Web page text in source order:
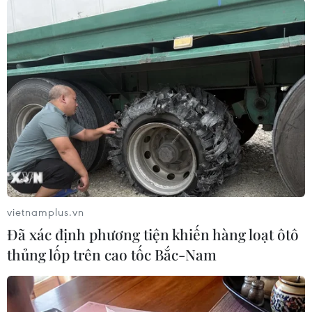
5% hàng năm. Ông Bostic cho biết các cuộc đàm
phán gần đây với các lãnh đạo doanh nghiệp
khiến ông vừa cảm thấy tin tưởng rằng nền
kinh tế vẫn mạnh mẽ, đồng thời lại lo ngại về
một làn sóng nhu cầu mới.
Theo ông, nhiều doanh nghiệp tuy đang tạm
dừng nhưng sẵn sàng triển khai đầu tư và tăng
cường tuyển dụng khi đến thời điểm thích hợp.
Nếu kịch bản đó diễn ra trên quy mô lớn, nó có
và Fed cần chú trọng theo dõi rủi ro tăng giá
này cho những tháng tới.
hơn trong những tháng gần đây, khi trung bình
vietnamplus.vn
Đã xác định phương tiện khiến hàng loạt ôtô
thủng lốp trên cao tốc Bắc-Nam